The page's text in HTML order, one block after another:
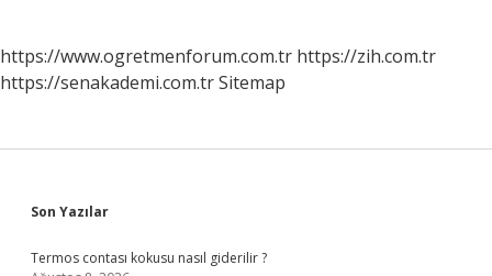
https://www.ogretmenforum.com.tr https://zih.com.tr
https://senakademi.com.trSitemap
Sidebar
Son Yazılar
Termos contası kokusu nasıl giderilir ?